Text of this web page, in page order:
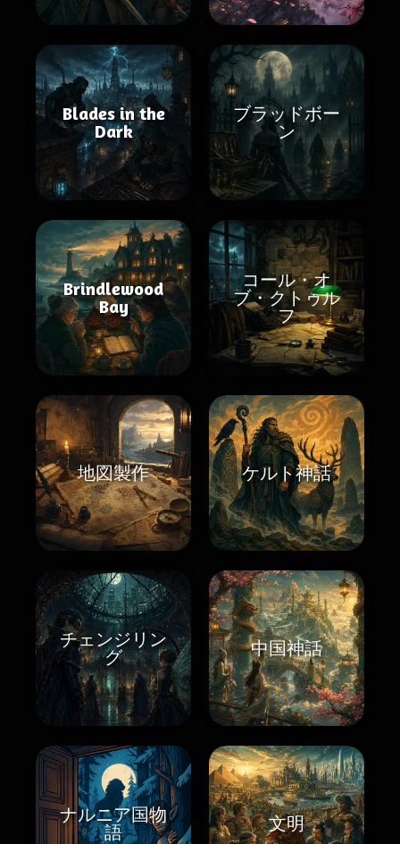
Blades in the
Dark
ブラッドボー
ン
Brindlewood
Bay
コール・オ
ブ・クトゥル
フ
地図製作 ケルト神話
チェンジリン
グ
中国神話
ナルニア国物
語
文明